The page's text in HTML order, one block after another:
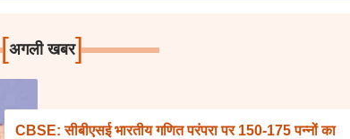
[अगली खबर]
CBSE: सीबीएसई भारतीय गणित परंपरा पर 150-175 पन्नों का